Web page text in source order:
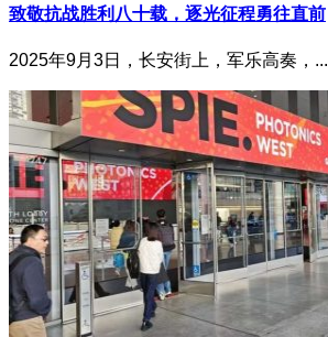
致敬抗战胜利八十载，逐光征程勇往直前
2025年9月3日，长安街上，军乐高奏，...